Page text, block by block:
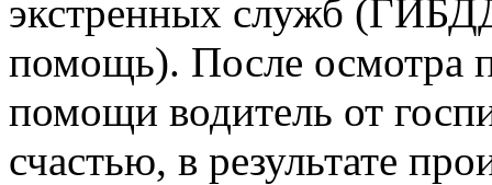
экстренных служб
помощь). После осмотра
помощи водитель от
счастью, в результате